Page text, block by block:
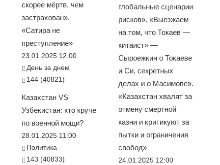
скорее мёртв, чем
застрахован».
«Сатира не
преступление»
23.01.2025 12:00
День за днем
144 (40821)
Казахстан VS
Узбекистан: кто круче
по военной мощи?
28.01.2025 11:00
Политика
143 (40833)
глобальные сценарии
рисков». «Выезжаем
на том, что Токаев —
китаист» —
Сыроежкин о Токаеве
и Си, секретных
делах и о Масимове».
«Казахстан хвалят за
отмену смертной
казни и критикуют за
пытки и ограничения
свобод»
24.01.2025 12:00